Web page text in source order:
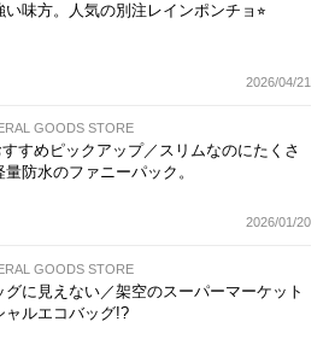
い味方。人気の別注レインポンチョ⭐︎
2026/04/21
GOODS STORE
すめピックアップ／スリムなのにたくさ
防水のファニーパック。
2026/01/20
GOODS STORE
グに見えない／架空のスーパーマーケット
ャルエコバッグ!?